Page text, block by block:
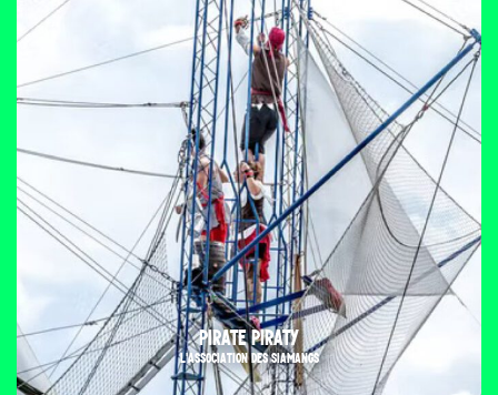
PIRATE PIRATY
L'ASSOCIATION DES SIAMANGS